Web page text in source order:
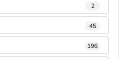
2
45
196